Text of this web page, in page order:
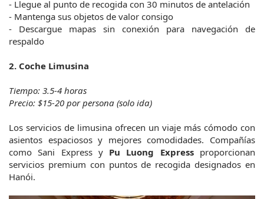
- Llegue al punto de recogida con 30 minutos de antelación
- Mantenga sus objetos de valor consigo
- Descargue mapas sin conexión para navegación de
respaldo
2. Coche Limusina
Tiempo: 3.5-4 horas
Precio: $15-20 por persona (solo ida)
Los servicios de limusina ofrecen un viaje más cómodo con
asientos espaciosos y mejores comodidades. Compañías
como Sani Express y Pu Luong Express proporcionan
servicios premium con puntos de recogida designados en
Hanói.